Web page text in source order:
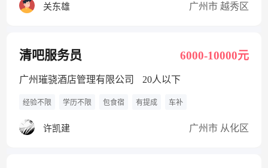
关东雄 广州市 越秀区
清吧服务员 6000-10000元
广州璀骁酒店管理有限公司 20人以下
经验不限 学历不限 包食宿 有提成 车补
许凯建 广州市 从化区